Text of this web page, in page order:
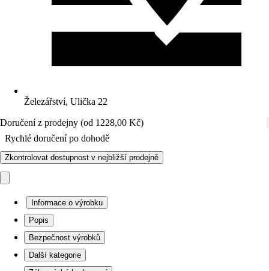
Železářství, Ulička 22
Doručení z prodejny (od 1228,00 Kč)
Rychlé doručení po dohodě
Zkontrolovat dostupnost v nejbližší prodejně
Informace o výrobku
Popis
Bezpečnost výrobků
Další kategorie